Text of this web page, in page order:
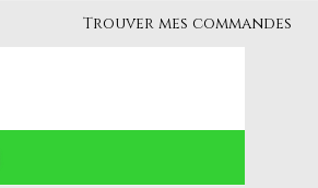
Trouver mes commandes